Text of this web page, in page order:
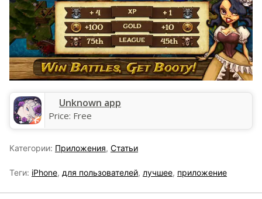
Unknown app
Price: Free
Категории: Приложения, Статьи
Теги: iPhone, для пользователей, лучшее, приложение